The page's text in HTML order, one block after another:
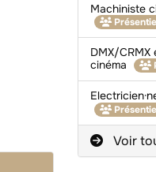
Machiniste
DMX/CRMX
cinéma
Voir